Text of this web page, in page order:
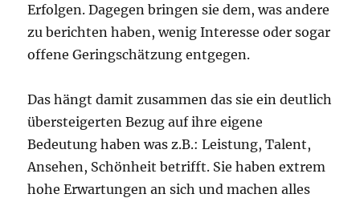
Erfolgen. Dagegen bringen sie dem, was andere
zu berichten haben, wenig Interesse oder sogar
offene Geringschätzung entgegen.
Das hängt damit zusammen das sie ein deutlich
übersteigerten Bezug auf ihre eigene
Bedeutung haben was z.B.: Leistung, Talent,
Ansehen, Schönheit betrifft. Sie haben extrem
hohe Erwartungen an sich und machen alles